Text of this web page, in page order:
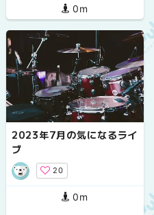
0m
2023年7月の気になるライ
ブ
20
0m